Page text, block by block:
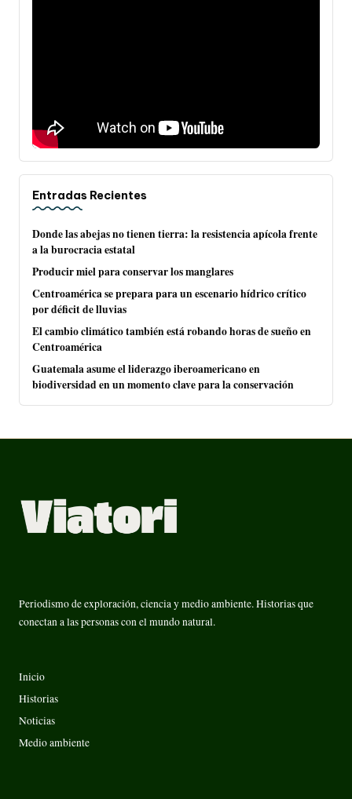
Entradas Recientes
Donde las abejas no tienen tierra: la resistencia apícola frente
a la burocracia estatal
Producir miel para conservar los manglares
Centroamérica se prepara para un escenario hídrico crítico
por déficit de lluvias
El cambio climático también está robando horas de sueño en
Centroamérica
Guatemala asume el liderazgo iberoamericano en
biodiversidad en un momento clave para la conservación
Periodismo de exploración, ciencia y medio ambiente. Historias que
conectan a las personas con el mundo natural.
Inicio
Historias
Noticias
Medio ambiente